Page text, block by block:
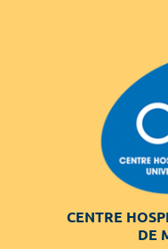
CENTRE
DE